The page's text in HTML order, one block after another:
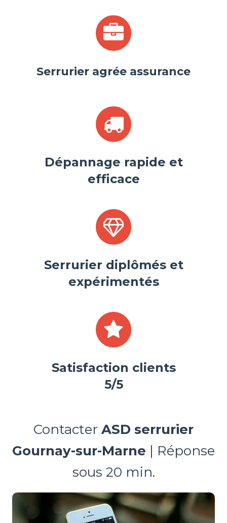
Serrurier agrée assurance
Dépannage rapide et
efficace
Serrurier diplômés et
expérimentés
Satisfaction clients
5/5
Contacter ASD serrurier
Gournay-sur-Marne | Réponse
sous 20 min.